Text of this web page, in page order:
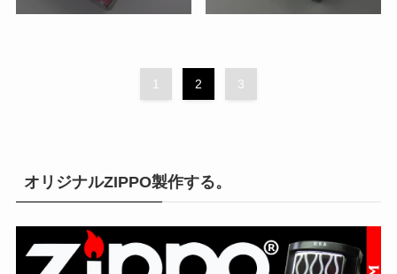
1 2 3
オリジナルZIPPO製作する。